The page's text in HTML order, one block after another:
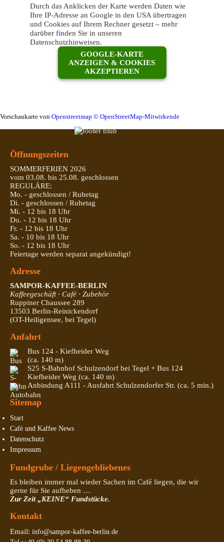
Durch das Anklicken der Karte werden Daten wie
Ihre IP-Adresse an Google in den USA übertragen
und Cookies auf Ihrem Rechner gesetzt – mehr
darüber finden Sie in unseren
Datenschutzhinweisen.
GOOGLE-KARTE
ANZEIGEN & COOKIES
AKZEPTIEREN
Vorschaukarte von Openstreetmap © OpenStreetMap-Mitwirkende
Öffnungszeiten
SOMMERFERIEN 2026
vom 03.08. bis 25.08. geschlossen
REGULÄRE:
Mo. - geschlossen / Ruhetag
Di. - geschlossen / Ruhetag
Mi. - 12 bis 18 Uhr
Do. - 12 bis 18 Uhr
Fr. - 12 bis 18 Uhr
Sa. - 10 bis 18 Uhr
So. - 12 bis 18 Uhr
Feiertage werden separat angekündigt!
Adresse
SAMPOR-KAFFEE-BERLIN
Kaffeegeschäft · Café · Zubehör
Ruppiner Chaussee 289
13503 Berlin-Reinickendorf
(OT-Heiligensee, bei Tegel)
Anfahrt
Bus 124 - Kiefheider Weg
(ca. 140 m)
S25 S-Bahnhof Schulzendorf bei Tegel + Bus 124
Kiefheider Weg (ca. 140 m)
Anbindung A111 - Ausfahrt Schulzendorfer Str. (ca. 5 min.)
Sitemap
Start
Café und Kaffee News
Datenschutz
Impressum
Fundgrube / Liegengebliebenes
Es bleiben immer mal wieder Sachen im Café liegen, die wir
gerne für Sie aufheben …
Zur Zeit „KEINE“ Fundstücke.
Kontakt
Email: info@sampor-kaffee-berlin.de